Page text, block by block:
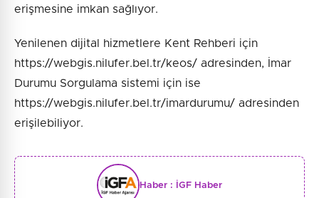
erişmesine imkan sağlıyor.
Yenilenen dijital hizmetlere Kent Rehberi için
https://webgis.nilufer.bel.tr/keos/ adresinden, İmar
Durumu Sorgulama sistemi için ise
https://webgis.nilufer.bel.tr/imardurumu/ adresinden
erişilebiliyor.
Haber : İGF Haber